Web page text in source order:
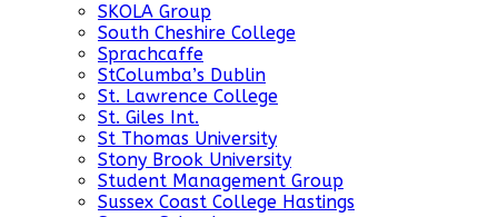
SKOLA Group
South Cheshire College
Sprachcaffe
StColumba’s Dublin
St. Lawrence College
St. Giles Int.
St Thomas University
Stony Brook University
Student Management Group
Sussex Coast College Hastings